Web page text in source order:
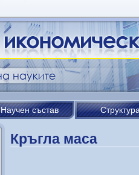
Научен състав
Кръгла маса